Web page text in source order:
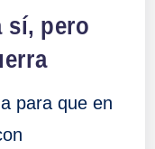
sí, pero
para que en